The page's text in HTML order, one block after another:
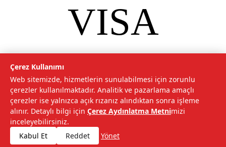
VISA
mastercard
2026Tarımcom Tarım ve Teknoloji A.Ş. Tüm hakları saklıdır.